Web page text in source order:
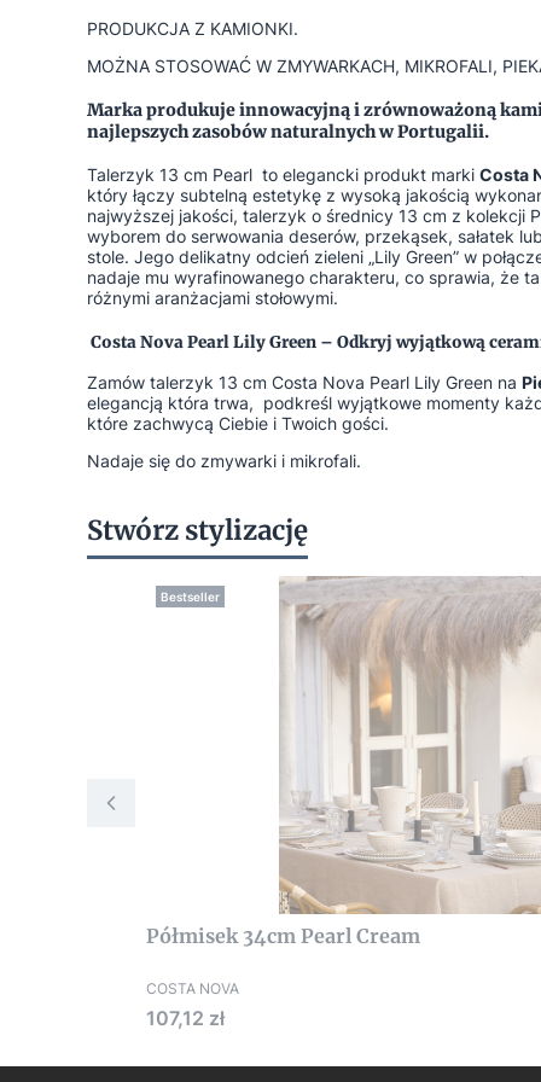
PRODUKCJA Z KAMIONKI.
MOŻNA STOSOWAĆ W ZMYWARKACH, MIKROFALI,
Marka produkuje innowacyjną i zrównoważoną
najlepszych zasobów naturalnych w Portugalii.
Talerzyk 13 cm Pearl to elegancki produkt marki Costa
który łączy subtelną estetykę z wysoką jakością
najwyższej jakości, talerzyk o średnicy 13 cm z kolekcji
wyborem do serwowania deserów, przekąsek, sałatek
stole. Jego delikatny odcień zieleni „Lily Green” w
nadaje mu wyrafinowanego charakteru, co sprawia, że
różnymi aranżacjami stołowymi.
Costa Nova Pearl Lily Green – Odkryj wyjątkową
Zamów talerzyk 13 cm Costa Nova Pearl Lily Green na
elegancją która trwa, podkreśl wyjątkowe momenty
które zachwycą Ciebie i Twoich gości.
Nadaje się do zmywarki i mikrofali.
Stwórz stylizację
Bestseller
Półmisek 34cm Pearl Cream
COSTA NOVA
Cena
107,12 zł